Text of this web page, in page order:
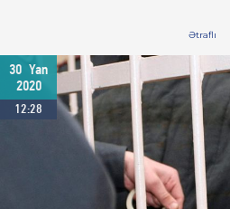
Ətraflı
30 Yan
2020
12:28